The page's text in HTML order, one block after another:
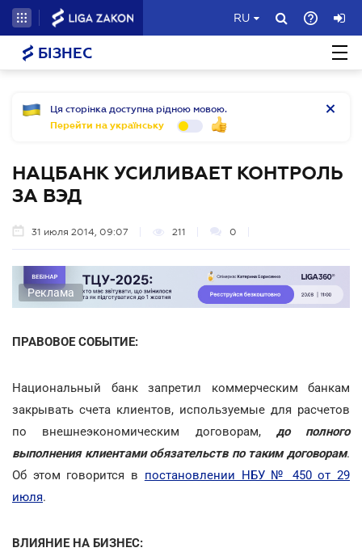
RU
БІЗНЕС
Ця сторінка доступна рідною мовою.
Перейти на українську
НАЦБАНК УСИЛИВАЕТ КОНТРОЛЬ
ЗА ВЭД
31 июля 2014, 09:07 211 0
Реклама
ПРАВОВОЕ СОБЫТИЕ:
Национальный банк запретил коммерческим банкам
закрывать счета клиентов, используемые для расчетов
по внешнеэкономическим договорам, до полного
выполнения клиентами обязательств по таким договорам.
Об этом говорится в постановлении НБУ № 450 от 29
июля.
ВЛИЯНИЕ НА БИЗНЕС: